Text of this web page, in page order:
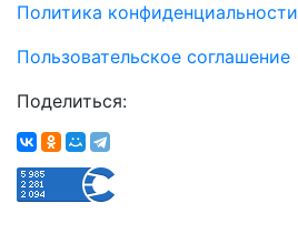
Политика конфиденциальности
Пользовательское соглашение
Поделиться: